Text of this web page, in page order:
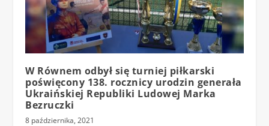
W Równem odbył się turniej piłkarski
poświęcony 138. rocznicy urodzin generała
Ukraińskiej Republiki Ludowej Marka
Bezruczki
8 października, 2021